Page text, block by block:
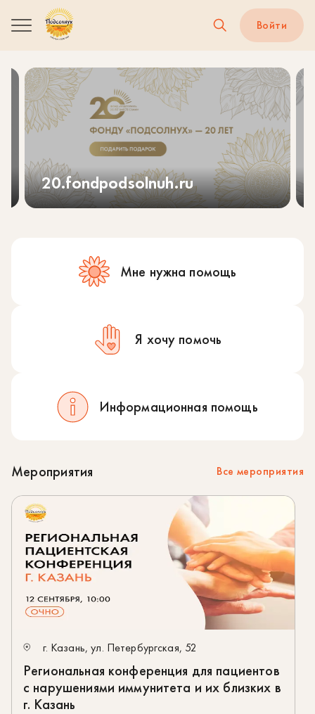
Войти
20.fondpodsolnuh.ru
Мне нужна помощь
Я хочу помочь
Информационная помощь
Мероприятия Все мероприятия
г. Казань, ул. Петербургская, 52
Региональная конференция для пациентов
с нарушениями иммунитета и их близких в
г. Казань